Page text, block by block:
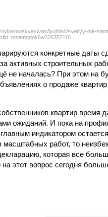
moskva/uvao/lyublino/svetlyy-mir-
конкретные даты
активных строительных
не началась? При этом на
о продаже
квартир время
ожиданий. И пока на
индикатором
работ, то
которая все
этот вопрос сегодня